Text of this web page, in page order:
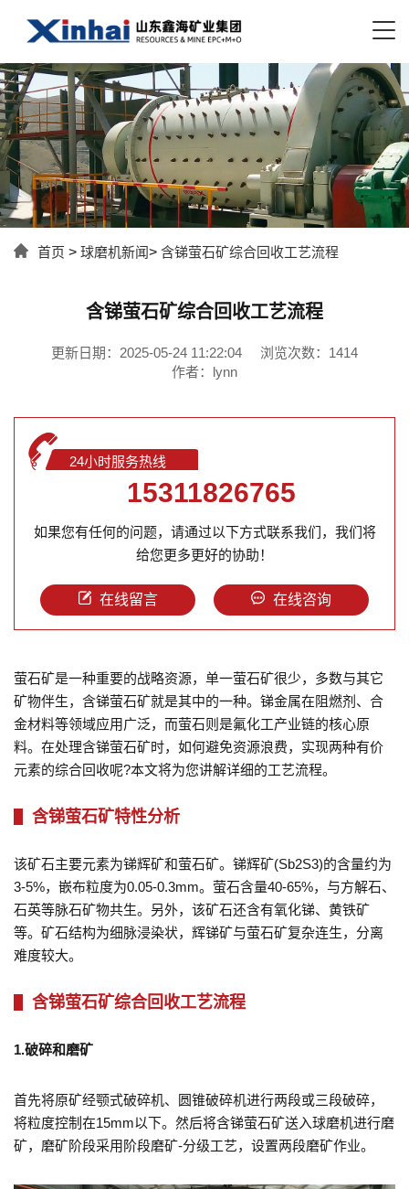
首页 > 球磨机新闻> 含锑萤石矿综合回收工艺流程
含锑萤石矿综合回收工艺流程
更新日期：2025-05-24 11:22:04
浏览次数：1414
作者：lynn
24小时服务热线
15311826765
如果您有任何的问题，请通过以下方式联系我们，我们将
给您更多更好的协助！
在线留言 在线咨询
萤石矿是一种重要的战略资源，单一萤石矿很少，多数与其它
矿物伴生，含锑萤石矿就是其中的一种。锑金属在阻燃剂、合
金材料等领域应用广泛，而萤石则是氟化工产业链的核心原
料。在处理含锑萤石矿时，如何避免资源浪费，实现两种有价
元素的综合回收呢?本文将为您讲解详细的工艺流程。
含锑萤石矿特性分析
该矿石主要元素为锑辉矿和萤石矿。锑辉矿(Sb2S3)的含量约为
3-5%，嵌布粒度为0.05-0.3mm。萤石含量40-65%，与方解石、
石英等脉石矿物共生。另外，该矿石还含有氧化锑、黄铁矿
等。矿石结构为细脉浸染状，辉锑矿与萤石矿复杂连生，分离
难度较大。
含锑萤石矿综合回收工艺流程
1.破碎和磨矿
首先将原矿经颚式破碎机、圆锥破碎机进行两段或三段破碎，
将粒度控制在15mm以下。然后将含锑萤石矿送入球磨机进行磨
矿，磨矿阶段采用阶段磨矿-分级工艺，设置两段磨矿作业。